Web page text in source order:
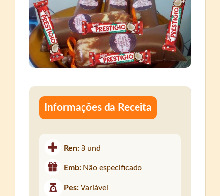
Informações da Receita
Ren:8 und
Emb: Não especificado
Pes:Variável